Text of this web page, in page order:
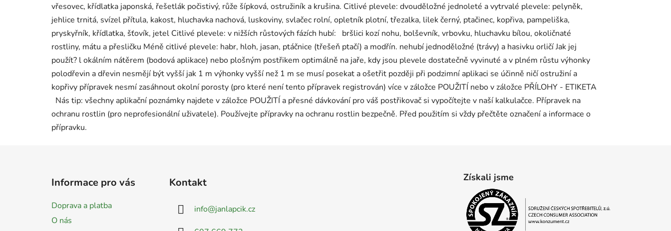
vřesovec, křídlatka japonská, řešetlák počistivý, růže šípková, ostružiník a krušina. Citlivé plevele: dvouděložné jednoleté a vytrvalé plevele: pelyněk,
jehlice trnitá, svízel přítula, kakost, hluchavka nachová, luskoviny, svlačec rolní, opletník plotní, třezalka, lilek černý, ptačinec, kopřiva, pampeliška,
pryskyřník, křídlatka, šťovík, jetel Citlivé plevele: v nižších růstových fázích hubí: bršlici kozí nohu, bolševník, vrbovku, hluchavku bílou, okoličnaté
rostliny, mátu a přesličku Méně citlivé plevele: habr, hloh, jasan, ptáčnice (třešeň ptačí) a modřín. nehubí jednoděložné (trávy) a hasivku orličí Jak jej
použít? l okálním nátěrem (bodová aplikace) nebo plošným postřikem optimálně na jaře, kdy jsou plevele dostatečně vyvinuté a v plném růstu výhonky
polodřevin a dřevin nesmějí být vyšší jak 1 m výhonky vyšší než 1 m se musí posekat a ošetřit později při podzimní aplikaci se účinně ničí ostružiní a
kopřivy přípravek nesmí zasáhnout okolní porosty (pro které není tento přípravek registrován) více v záložce POUŽITÍ nebo v záložce PŘÍLOHY - ETIKETA
Nás tip: všechny aplikační poznámky najdete v záložce POUŽITÍ a přesné dávkování pro váš postřikovač si vypočítejte v naší kalkulačce. Přípravek na
ochranu rostlin (pro neprofesionální uživatele). Používejte přípravky na ochranu rostlin bezpečně. Před použitím si vždy přečtěte označení a informace o
přípravku.
Informace pro vás
Doprava a platba
O nás
Kontakt
info@janlapcik.cz
Získali jsme